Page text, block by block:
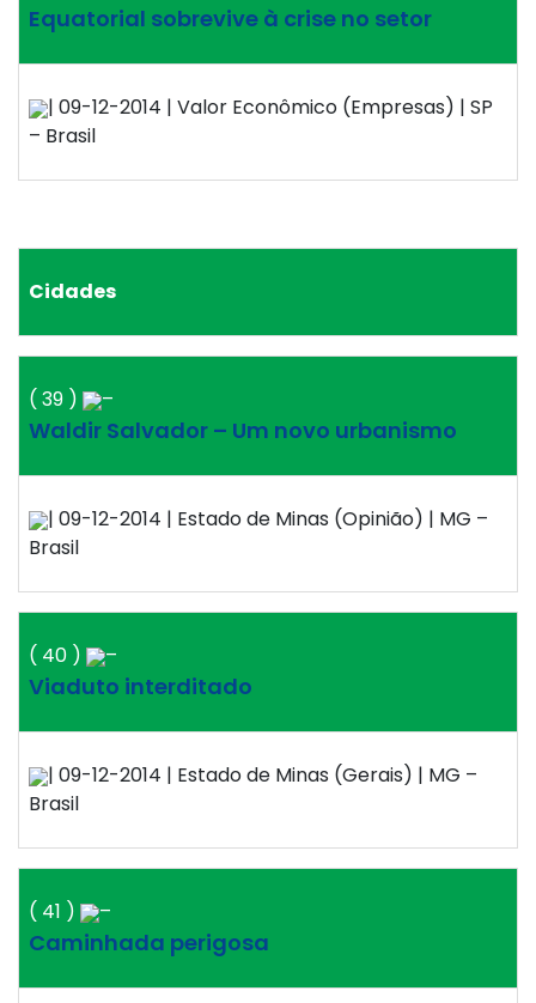
Equatorial sobrevive à crise no setor
| 09-12-2014 | Valor Econômico (Empresas) | SP
– Brasil
Cidades
( 39 ) –
Waldir Salvador – Um novo urbanismo
| 09-12-2014 | Estado de Minas (Opinião) | MG –
Brasil
( 40 ) –
Viaduto interditado
| 09-12-2014 | Estado de Minas (Gerais) | MG –
Brasil
( 41 ) –
Caminhada perigosa